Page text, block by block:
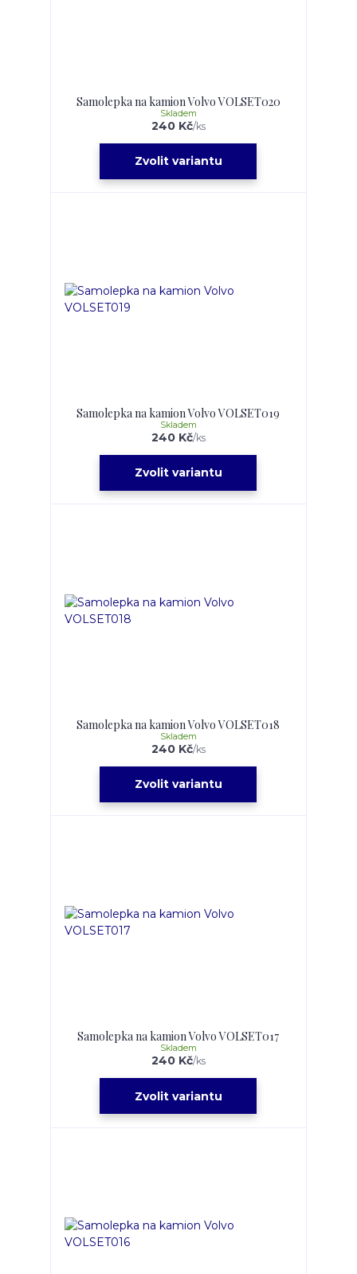
Samolepka na kamion Volvo VOLSET020
240 Kč/ks
Skladem
Zvolit variantu
Samolepka na kamion Volvo VOLSET019
240 Kč/ks
Skladem
Zvolit variantu
Samolepka na kamion Volvo VOLSET018
240 Kč/ks
Skladem
Zvolit variantu
Samolepka na kamion Volvo VOLSET017
240 Kč/ks
Skladem
Zvolit variantu